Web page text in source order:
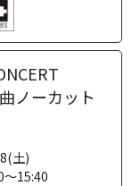
ノーカット
土)
～15:40